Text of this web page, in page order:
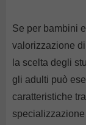
Se per bambini
valorizzazione
la scelta degli
gli adulti può
caratteristiche